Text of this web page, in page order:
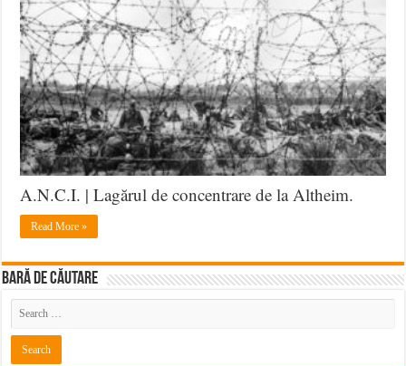
A.N.C.I. | Lagărul de concentrare de la Altheim.
Read More »
BARĂ DE CĂUTARE